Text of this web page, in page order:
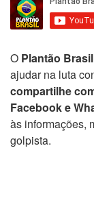
O Plantão Brasil
ajudar na luta
compartilhe
Facebook e
às informações,
golpista.